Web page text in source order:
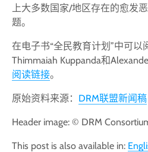
上大多数国家/地区存在的愈发
题。
在电子书“全民教育计划”中可以
Thimmaiah Kuppanda和
阅读链接。
原始资料来源： DRM联盟新闻稿
Header image: © DRM
This post is also available in: